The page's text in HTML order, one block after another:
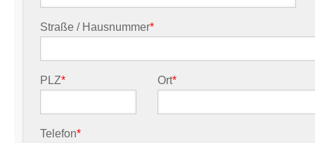
Straße / Hausnummer*
PLZ* Ort*
Telefon*